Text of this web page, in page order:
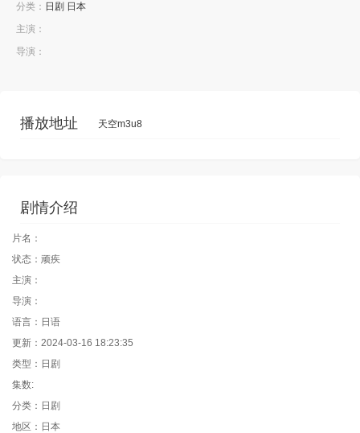
分类： 日剧 日本
主演：
导演：
播放地址 天空m3u8
剧情介绍
片名：
状态：顽疾
主演：
导演：
语言：日语
更新：2024-03-16 18:23:35
类型：日剧
集数:
分类：日剧
地区：日本